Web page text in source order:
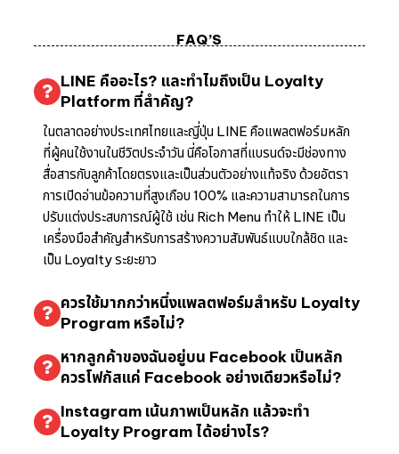
FAQ’S
LINE คืออะไร? และทำไมถึงเป็น Loyalty
Platform ที่สำคัญ?
ในตลาดอย่างประเทศไทยและญี่ปุ่น LINE คือแพลตฟอร์มหลัก
ที่ผู้คนใช้งานในชีวิตประจำวัน นี่คือโอกาสที่แบรนด์จะมีช่องทาง
สื่อสารกับลูกค้าโดยตรงและเป็นส่วนตัวอย่างแท้จริง ด้วยอัตรา
การเปิดอ่านข้อความที่สูงเกือบ 100% และความสามารถในการ
ปรับแต่งประสบการณ์ผู้ใช้ เช่น Rich Menu ทำให้ LINE เป็น
เครื่องมือสำคัญสำหรับการสร้างความสัมพันธ์แบบใกล้ชิด และ
เป็น Loyalty ระยะยาว
ควรใช้มากกว่าหนึ่งแพลตฟอร์มสำหรับ Loyalty
Program หรือไม่?
หากลูกค้าของฉันอยู่บน Facebook เป็นหลัก
ควรโฟกัสแค่ Facebook อย่างเดียวหรือไม่?
Instagram เน้นภาพเป็นหลัก แล้วจะทำ
Loyalty Program ได้อย่างไร?